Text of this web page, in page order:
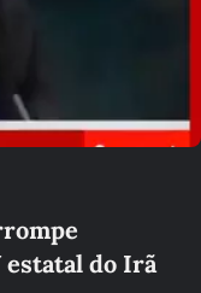
vídeo
estatal do Irã